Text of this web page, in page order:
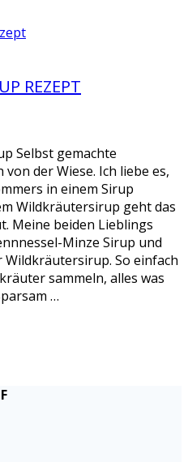
REZEPT
Selbst gemachte
der Wiese. Ich liebe es,
in einem Sirup
Wildkräutersirup geht das
Meine beiden Lieblings
Minze Sirup und
So einfach
sammeln, alles was
…